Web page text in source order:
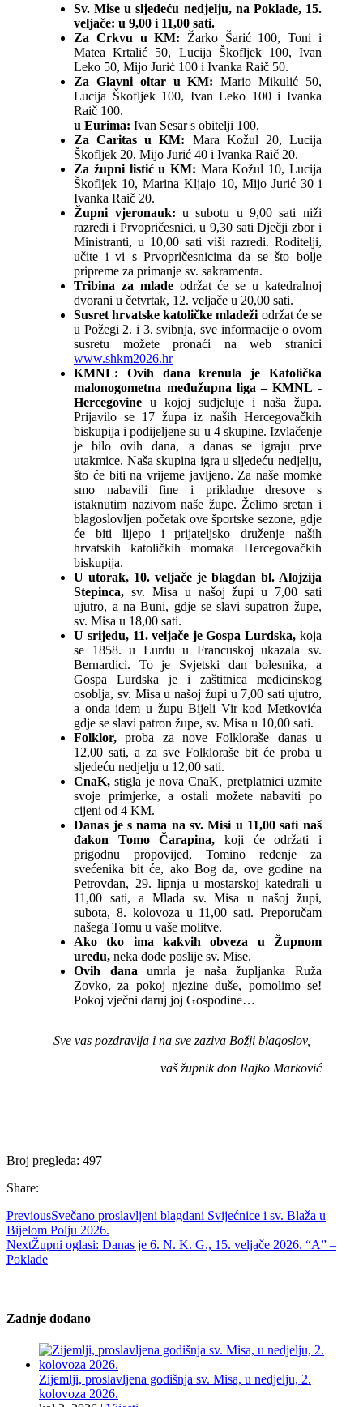
Sv. Mise u sljedeću nedjelju, na Poklade, 15.
veljače: u 9,00 i 11,00 sati.
Za Crkvu u KM: Žarko Šarić 100, Toni i
Matea Krtalić 50, Lucija Škofljek 100, Ivan
Leko 50, Mijo Jurić 100 i Ivanka Raič 50.
Za Glavni oltar u KM: Mario Mikulić 50,
Lucija Škofljek 100, Ivan Leko 100 i Ivanka
Raič 100.
u Eurima: Ivan Sesar s obitelji 100.
Za Caritas u KM: Mara Kožul 20, Lucija
Škofljek 20, Mijo Jurić 40 i Ivanka Raič 20.
Za župni listić u KM: Mara Kožul 10, Lucija
Škofljek 10, Marina Kljajo 10, Mijo Jurić 30 i
Ivanka Raič 20.
Župni vjeronauk: u subotu u 9,00 sati niži
razredi i Prvopričesnici, u 9,30 sati Dječji zbor i
Ministranti, u 10,00 sati viši razredi. Roditelji,
učite i vi s Prvopričesnicima da se što bolje
pripreme za primanje sv. sakramenta.
Tribina za mladeodržat će se u katedralnoj
dvorani u četvrtak, 12. veljače u 20,00 sati.
Susret hrvatske katoličke mladeži održat će se
u Požegi 2. i 3. svibnja, sve informacije o ovom
susretu možete pronaći na web stranici
www.shkm2026.hr
KMNL:
Ovih dana krenula je Katolička
malonogometna međužupna liga – KMNL -
Hercegovine u kojoj sudjeluje i naša župa.
Prijavilo se 17 župa iz naših Hercegovačkih
biskupija i podijeljene su u 4 skupine. Izvlačenje
je bilo ovih dana, a danas se igraju prve
utakmice. Naša skupina igra u sljedeću nedjelju,
što će biti na vrijeme javljeno. Za naše momke
smo nabavili fine i prikladne dresove s
istaknutim nazivom naše župe. Želimo sretan i
blagoslovljen početak ove športske sezone, gdje
će biti lijepo i prijateljsko druženje naših
hrvatskih katoličkih momaka Hercegovačkih
biskupija.
U utorak, 10. veljače je blagdan bl. Alojzija
Stepinca, sv. Misa u našoj župi u 7,00 sati
ujutro, a na Buni, gdje se slavi supatron župe,
sv. Misa u 18,00 sati.
U srijedu, 11. veljače je Gospa Lurdska, koja
se 1858. u Lurdu u Francuskoj ukazala sv.
Bernardici. To je Svjetski dan bolesnika, a
Gospa Lurdska je i zaštitnica medicinskog
osoblja, sv. Misa u našoj župi u 7,00 sati ujutro,
a onda idem u župu Bijeli Vir kod Metkovića
gdje se slavi patron župe, sv. Misa u 10,00 sati.
Folklor, proba za nove Folkloraše danas u
12,00 sati, a za sve Folkloraše bit će proba u
sljedeću nedjelju u 12,00 sati.
CnaK, stigla je nova CnaK, pretplatnici uzmite
svoje primjerke, a ostali možete nabaviti po
cijeni od 4 KM.
Danas je s nama na sv. Misi u 11,00 sati naš
đakon Tomo Čarapina, koji će održati i
prigodnu propovijed, Tomino ređenje za
svećenika bit će, ako Bog da, ove godine na
Petrovdan, 29. lipnja u mostarskoj katedrali u
11,00 sati, a Mlada sv. Misa u našoj župi,
subota, 8. kolovoza u 11,00 sati. Preporučam
našega Tomu u vaše molitve.
Ako tko ima kakvih obveza u Župnom
uredu, neka dođe poslije sv. Mise.
Ovih dana umrla je naša župljanka Ruža
Zovko, za pokoj njezine duše, pomolimo se!
Pokoj vječni daruj joj Gospodine…
Sve vas pozdravlja i na sve zaziva Božji blagoslov,
vaš župnik don Rajko Marković
Broj pregleda: 497
Share:
PreviousSvečano proslavljeni blagdani Svijećnice i sv. Blaža u
Bijelom Polju 2026.
NextŽupni oglasi: Danas je 6. N. K. G., 15. veljače 2026. “A” –
Poklade
Zadnje dodano
Zijemlji, proslavljena godišnja sv. Misa, u nedjelju, 2.
kolovoza 2026.